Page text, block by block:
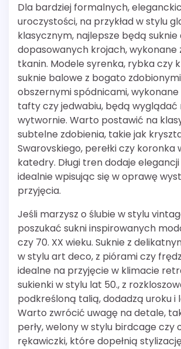
Dla bardziej formalnych,
uroczystości, na przykład w stylu
klasycznym, najlepsze będą suknie
dopasowanych krojach, wykonane
tkanin. Modele syrenka, rybka czy
suknie balowe z bogato
obszernymi spódnicami, wykonane
tafty czy jedwabiu, będą wyglądać
wytwornie. Warto postawić na
subtelne zdobienia, takie jak
Swarovskiego, perełki czy koronka
katedry. Długi tren dodaje
idealnie wpisując się w oprawę
przyjęcia.
Jeśli marzysz o ślubie w stylu
poszukać sukni inspirowanych
czy 70. XX wieku. Suknie z
w stylu art deco, z piórami czy
idealne na przyjęcie w klimacie
sukienki w stylu lat 50., z
podkreśloną talią, dodadzą uroku i
Warto zwrócić uwagę na detale,
perły, welony w stylu birdcage czy
rękawiczki, które dopełnią